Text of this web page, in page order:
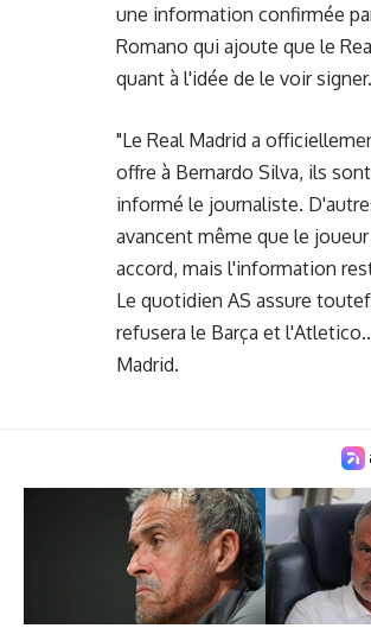
une information confirmée
Romano qui ajoute que le
quant à l'idée de le voir signer.
"Le Real Madrid a
offre à Bernardo Silva, ils
informé le journaliste.
avancent même que le
accord, mais l'information
Le quotidien AS assure
refusera le Barça et
Madrid.